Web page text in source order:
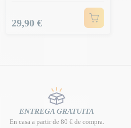
Precio
29,90 €
ENTREGA GRATUITA
En casa a partir de 80 € de compra.